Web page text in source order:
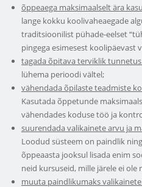
õppeaega maksimaalselt ära
lange kokku koolivaheaegade
traditsioonilist pühade-eelset
pingega esimesest koolipäevast
tagada õpitava terviklik
lühema perioodi vältel;
vähendada õpilaste teadmiste
Kasutada õppetunde
vähendades koduse töö ja
suurendada valikainete arvu ja
Loodud süsteem on paindlik
õppeaasta jooksul lisada enim
neid kursuseid, mille järele ei ole
muuta paindlikumaks